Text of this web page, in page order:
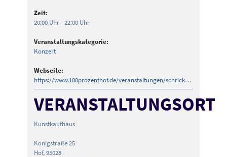
Zeit:
20:00 Uhr - 22:00 Uhr
Veranstaltungskategorie:
Konzert
Webseite:
https://www.100prozenthof.de/veranstaltungen/schrickers-kleines-adventskonzert
VERANSTALTUNGSORT
Kunstkaufhaus
Königstraße 25
Hof,95028